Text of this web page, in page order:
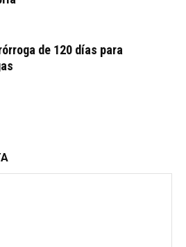
de 120 días para